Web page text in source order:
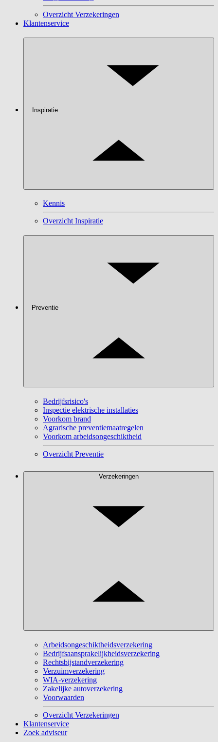
Overzicht Verzekeringen
Klantenservice
Inspiratie
Kennis
Overzicht Inspiratie
Preventie
Bedrijfsrisico's
Inspectie elektrische installaties
Voorkom brand
Agrarische preventiemaatregelen
Voorkom arbeidsongeschiktheid
Overzicht Preventie
Verzekeringen
Arbeidsongeschiktheidsverzekering
Bedrijfsaansprakelijkheidsverzekering
Rechtsbijstandverzekering
Verzuimverzekering
WIA-verzekering
Zakelijke autoverzekering
Voorwaarden
Overzicht Verzekeringen
Klantenservice
Zoek adviseur